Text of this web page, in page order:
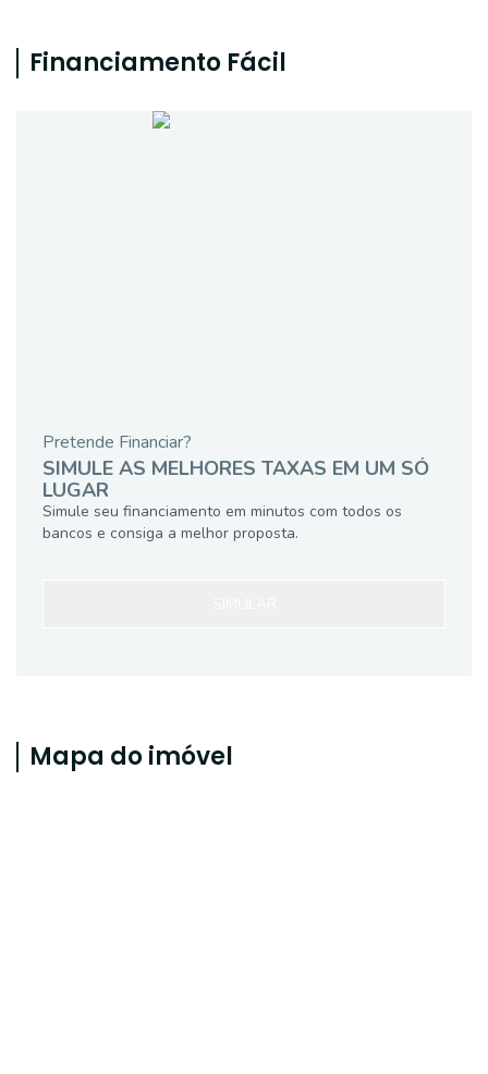
Financiamento Fácil
Pretende Financiar?
SIMULE AS MELHORES TAXAS EM UM SÓ
LUGAR
Simule seu financiamento em minutos com todos os
bancos e consiga a melhor proposta.
Mapa do imóvel